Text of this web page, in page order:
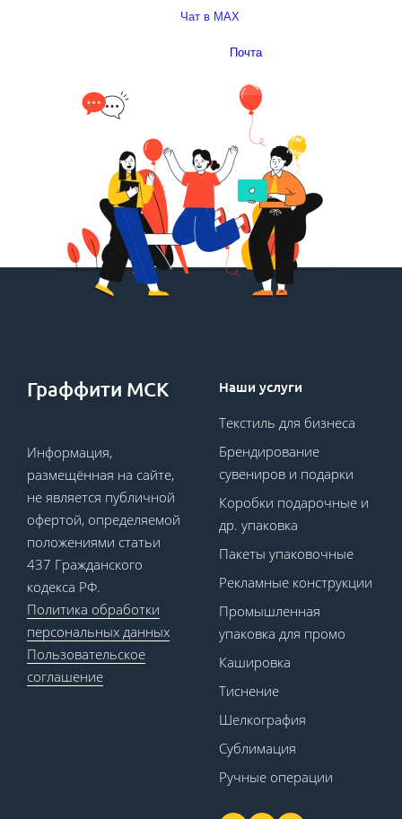
Чат в MAX
Почта
Граффити МСК
Информация,
размещённая на сайте,
не является публичной
офертой, определяемой
положениями статьи
437 Гражданского
кодекса РФ.
Политика обработки
персональных данных
Пользовательское
соглашение
Наши услуги
Текстиль для бизнеса
Брендирование
сувениров и подарки
Коробки подарочные и
др. упаковка
Пакеты упаковочные
Рекламные конструкции
Промышленная
упаковка для промо
Кашировка
Тиснение
Шелкография
Сублимация
Ручные операции